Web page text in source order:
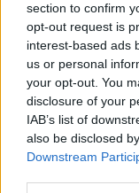
section to confirm
opt-out request is
interest-based ads
us or personal
your opt-out. You
disclosure of your
IAB’s list of
also be disclosed
Downstream
Azt hinné az
lassú mederben
a karakterek
helyzet, a
ugyanaz a
akinek az egész
„megölöm az
más nem